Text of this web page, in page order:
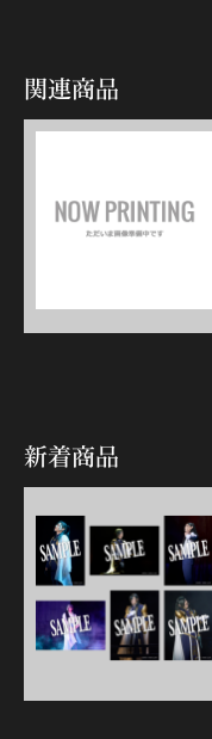
関連商品
新着商品